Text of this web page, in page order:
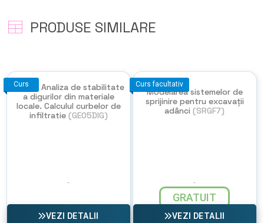
PRODUSE SIMILARE
Curs
GEO5 - Analiza de stabilitate
a digurilor din materiale
locale. Calculul curbelor de
infiltratie (GEO5DIG)
VEZI DETALII
Curs facultativ
Modelarea sistemelor de
sprijinire pentru excavații
adânci (SRGF7)
GRATUIT
VEZI DETALII